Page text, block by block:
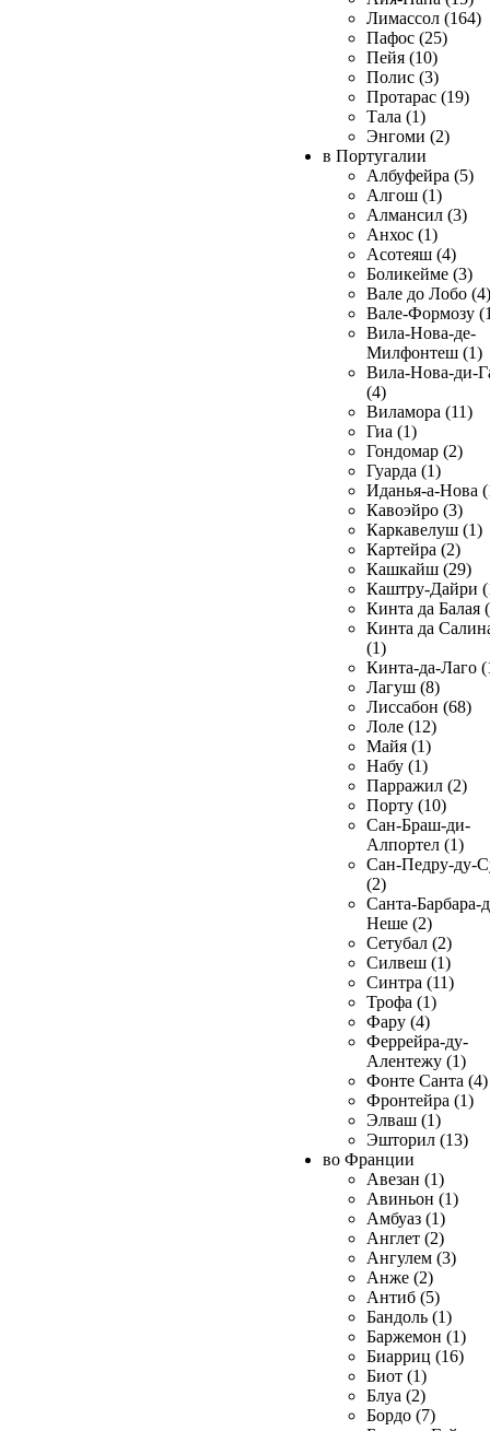
Лимассол (164)
Пафос (25)
Пейя (10)
Полис (3)
Протарас (19)
Тала (1)
Энгоми (2)
в Португалии
Албуфейра (5)
Алгош (1)
Алмансил (3)
Анхос (1)
Асотеяш (4)
Боликейме (3)
Вале до Лобо (4)
Вале-Формозу
Вила-Нова-де-
Милфонтеш (1)
Вила-Нова-ди-
(4)
Виламора (11)
Гиа (1)
Гондомар (2)
Гуарда (1)
Иданья-а-Нова
Кавоэйро (3)
Каркавелуш (1)
Картейра (2)
Кашкайш (29)
Каштру-Дайри
Кинта да Балая
Кинта да
(1)
Кинта-да-Лаго
Лагуш (8)
Лиссабон (68)
Лоле (12)
Майя (1)
Набу (1)
Парражил (2)
Порту (10)
Сан-Браш-ди-
Алпортел (1)
Сан-Педру-ду-
(2)
Санта-Барбара-
Неше (2)
Сетубал (2)
Силвеш (1)
Синтра (11)
Трофа (1)
Фару (4)
Феррейра-ду-
Алентежу (1)
Фонте Санта (4)
Фронтейра (1)
Элваш (1)
Эшторил (13)
во Франции
Авезан (1)
Авиньон (1)
Амбуаз (1)
Англет (2)
Ангулем (3)
Анже (2)
Антиб (5)
Бандоль (1)
Баржемон (1)
Биарриц (16)
Биот (1)
Блуа (2)
Бордо (7)